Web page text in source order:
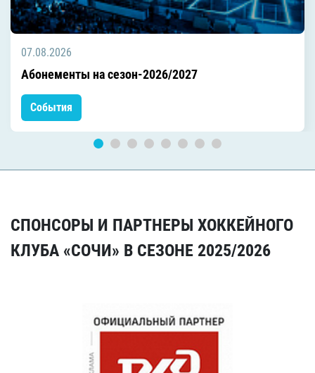
07.08.2026
Абонементы на сезон-2026/2027
События
СПОНСОРЫ И ПАРТНЕРЫ ХОККЕЙНОГО
КЛУБА «СОЧИ» В СЕЗОНЕ 2025/2026